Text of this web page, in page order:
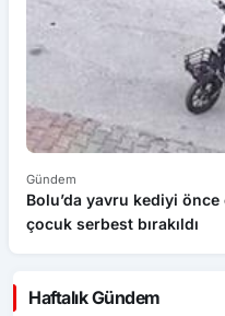
Gündem
Bolu’da yavru kediyi
çocuk serbest bırakıldı
Haftalık Gündem